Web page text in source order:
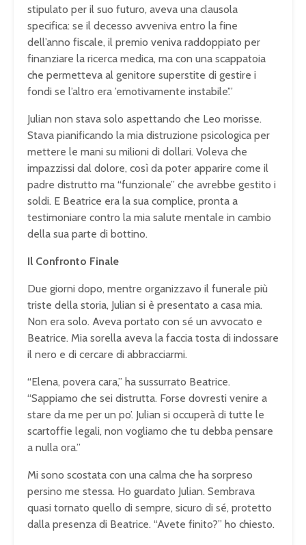
stipulato per il suo futuro, aveva una clausola
specifica: se il decesso avveniva entro la fine
dell’anno fiscale, il premio veniva raddoppiato per
finanziare la ricerca medica, ma con una scappatoia
che permetteva al genitore superstite di gestire i
fondi se l’altro era ’emotivamente instabile’.”
Julian non stava solo aspettando che Leo morisse.
Stava pianificando la mia distruzione psicologica per
mettere le mani su milioni di dollari. Voleva che
impazzissi dal dolore, così da poter apparire come il
padre distrutto ma “funzionale” che avrebbe gestito i
soldi. E Beatrice era la sua complice, pronta a
testimoniare contro la mia salute mentale in cambio
della sua parte di bottino.
Il Confronto Finale
Due giorni dopo, mentre organizzavo il funerale più
triste della storia, Julian si è presentato a casa mia.
Non era solo. Aveva portato con sé un avvocato e
Beatrice. Mia sorella aveva la faccia tosta di indossare
il nero e di cercare di abbracciarmi.
“Elena, povera cara,” ha sussurrato Beatrice.
“Sappiamo che sei distrutta. Forse dovresti venire a
stare da me per un po’. Julian si occuperà di tutte le
scartoffie legali, non vogliamo che tu debba pensare
a nulla ora.”
Mi sono scostata con una calma che ha sorpreso
persino me stessa. Ho guardato Julian. Sembrava
quasi tornato quello di sempre, sicuro di sé, protetto
dalla presenza di Beatrice. “Avete finito?” ho chiesto.